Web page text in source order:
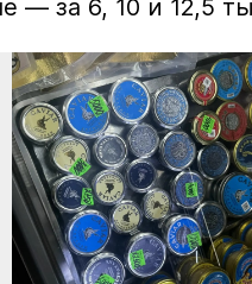
— за 6, 10 и 12,5